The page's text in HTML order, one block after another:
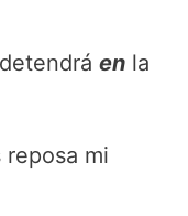
en la
mi